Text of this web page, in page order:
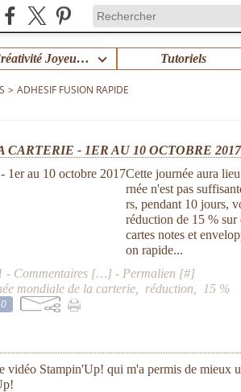
KEPSI "La Créativité Joyeuse en Famille" ! Tutoriels
> ADHESIF FUSION RAPIDE
- 1ER AU 10 OCTOBRE 2017
Cette journée aura
rnée n'est pas
rs, pendant 10 jours,
réduction de 15 % sur
cartes notes et
on rapide...
- Commentaires […] - Permalien [#]
mondiale de la carterie réduction 15 %
0
vidéo Stampin'Up! qui m'a permis de mieux